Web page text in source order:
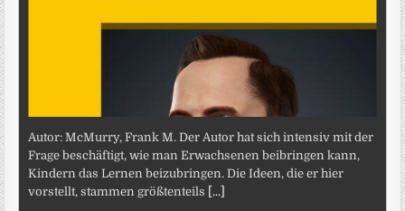
Autor: McMurry, Frank M. Der Autor hat sich intensiv mit der
Frage beschäftigt, wie man Erwachsenen beibringen kann,
Kindern das Lernen beizubringen. Die Ideen, die er hier
vorstellt, stammen größtenteils [...]